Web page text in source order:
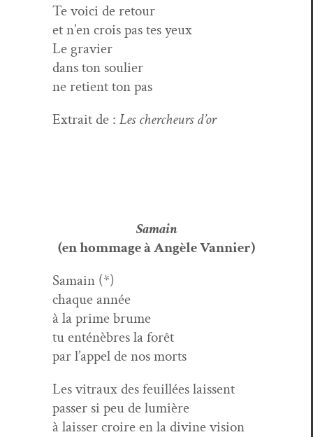
Te voici de retour
et n’en crois pas tes yeux
Le gravier
dans ton soulier
ne retient ton pas
Extrait de : Les chercheurs d’or
Samain
(en hom­mage à Angèle Vannier)
Samain (*)
chaque année
à la prime brume
tu enténèbres la forêt
par l’appel de nos morts
Les vit­raux des feuil­lées lais­sent
pass­er si peu de lumière
à laiss­er croire en la divine vision